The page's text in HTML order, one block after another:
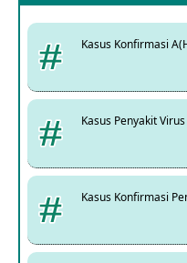
Kasus Konfirmasi
Kasus Penyakit
Kasus Konfirmasi